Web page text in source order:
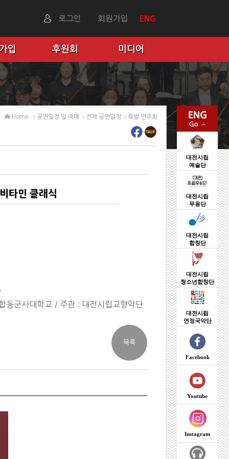
로그인 회원가입 ENG
대전시립
예술단
대전시립
무용단
대전시립
합창단
대전시립
청소년합창단
대전시립
연정국악단
Facebook
Youtube
Instagram
입 후원회 미디어
Home 공연일정 및 예매 전체 공연일정 특별 연주회
타민 클래식
동군사대학교 / 주관 : 대전시립교향악단